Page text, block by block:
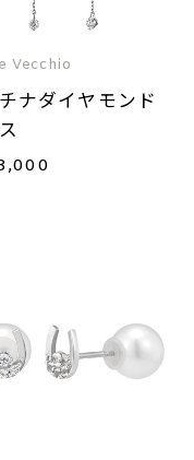
Vecchio
ナダイヤモンド